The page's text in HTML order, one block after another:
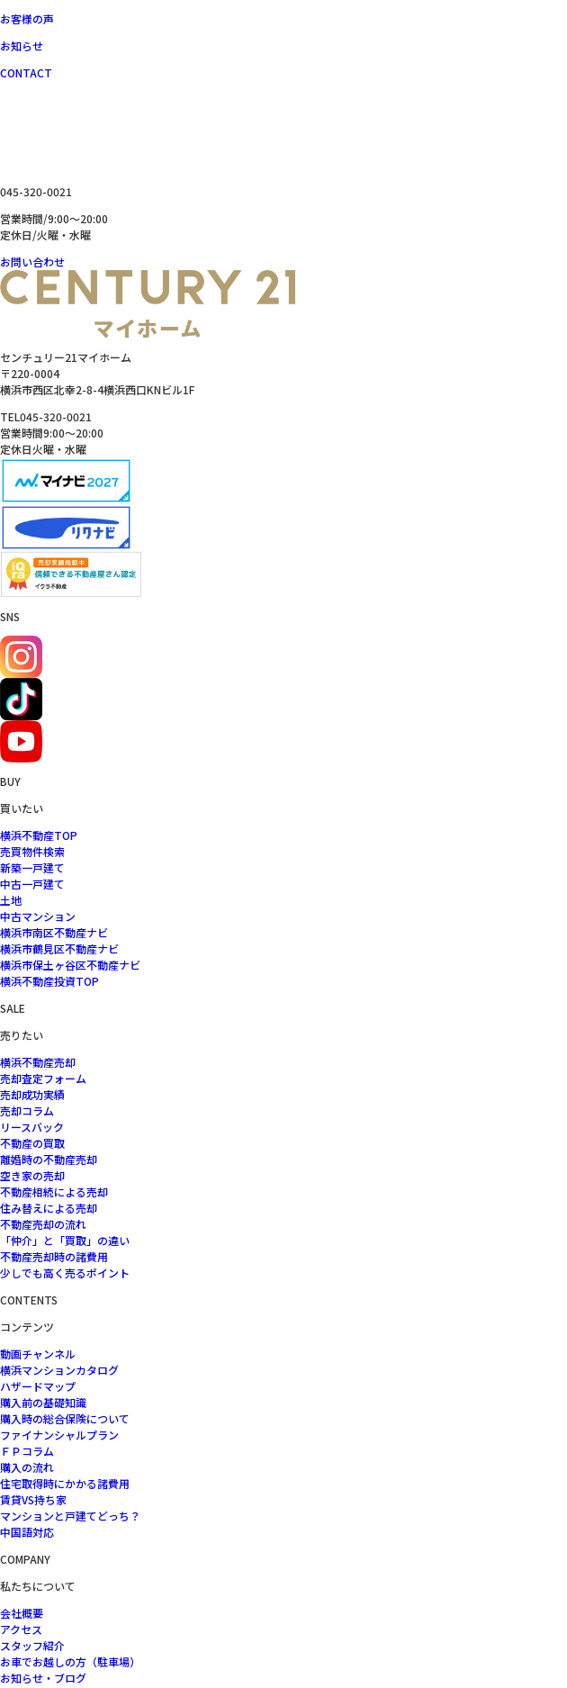
お客様の声
お知らせ
CONTACT
045-320-0021
営業時間/9:00～20:00
定休日/火曜・水曜
お問い合わせ
センチュリー21マイホーム
〒220-0004
横浜市西区北幸2-8-4横浜西口KNビル1F
TEL045-320-0021
営業時間9:00～20:00
定休日火曜・水曜
SNS
BUY
買いたい
横浜不動産TOP
売買物件検索
新築一戸建て
中古一戸建て
土地
中古マンション
横浜市南区不動産ナビ
横浜市鶴見区不動産ナビ
横浜市保土ヶ谷区不動産ナビ
横浜不動産投資TOP
SALE
売りたい
横浜不動産売却
売却査定フォーム
売却成功実績
売却コラム
リースバック
不動産の買取
離婚時の不動産売却
空き家の売却
不動産相続による売却
住み替えによる売却
不動産売却の流れ
「仲介」と「買取」の違い
不動産売却時の諸費用
少しでも高く売るポイント
CONTENTS
コンテンツ
動画チャンネル
横浜マンションカタログ
ハザードマップ
購入前の基礎知識
購入時の総合保険について
ファイナンシャルプラン
ＦＰコラム
購入の流れ
住宅取得時にかかる諸費用
賃貸VS持ち家
マンションと戸建てどっち？
中国語対応
COMPANY
私たちについて
会社概要
アクセス
スタッフ紹介
お車でお越しの方（駐車場）
お知らせ・ブログ